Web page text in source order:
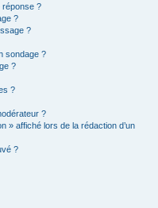
réponse ?
?
?
sondage ?
?
?
?
» affiché lors de la rédaction d’un
?